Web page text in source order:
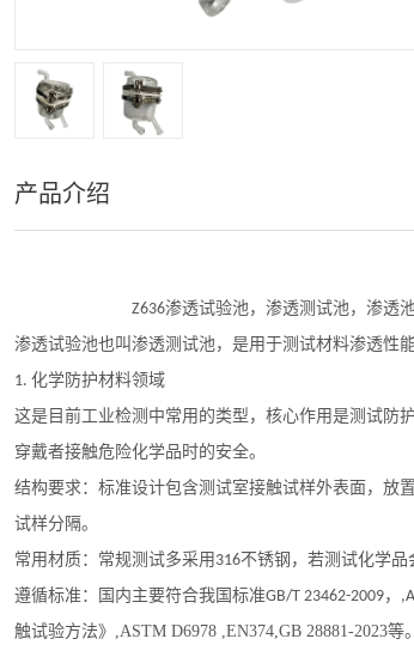
产品介绍
Z636渗透试验池， 渗透测试池， 渗透
渗透试验池也叫渗透测试池，是用于测试材料渗透性
1. 化学防护材料领域
这是目前工业检测中常用的类型，核心作用是测试防
穿戴者接触危险化学品时的安全。
结构要求‌：标准设计包含‌测试室‌接触试样外表面，放
试样分隔。
‌常用材质‌：常规测试多采用‌ 316不锈钢‌，若测试化学品
‌遵循标准‌：国内主要符合我国标准GB/T 23462-2009， ,
触试验方法》 ,ASTM D6978 ,EN374,GB 28881-2023等。